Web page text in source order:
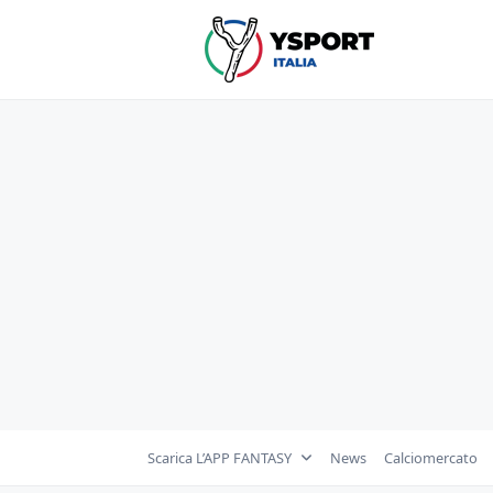
Scarica L’APP FANTASY News Calciomercato